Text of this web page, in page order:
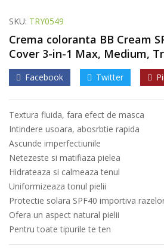
SKU: TRY0549
Crema coloranta BB Cream
Cover 3-in-1 Max, Medium,
Facebook Twitter
Textura fluida, fara efect de masca
Intindere usoara, abosrbtie rapida
Ascunde imperfectiunile
Netezeste si matifiaza pielea
Hidrateaza si calmeaza tenul
Uniformizeaza tonul pielii
Protectie solara SPF40 importiva
Ofera un aspect natural pielii
Pentru toate tipurile te ten